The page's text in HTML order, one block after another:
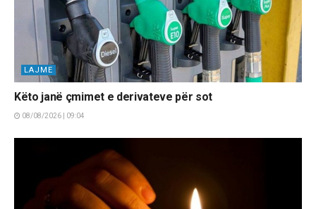
LAJME
Këto janë çmimet e derivateve për sot
08/08/2026 | 09:04